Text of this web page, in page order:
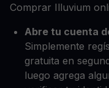
Comprar Illuvium
Abre tu cuenta
Simplemente
gratuita en
luego agrega